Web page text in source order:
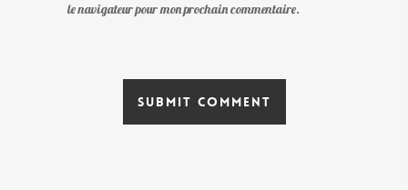
le navigateur pour mon prochain commentaire.